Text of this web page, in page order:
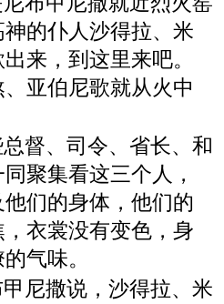
的仆人沙得拉、米
来，到这里来吧。
亚伯尼歌就从火中
督、司令、省长、和
聚集看这三个人，
他们的身体，他们的
衣裳没有变色，身
气味。
尼撒说，沙得拉、米